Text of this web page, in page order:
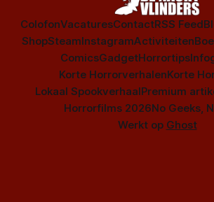
ColofonVacaturesContactRSS Feed
ShopSteamInstagramActiviteiten
ComicsGadgetHorrortips
Korte HorrorverhalenKorte
Lokaal SpookverhaalPremium
Horrorfilms 2026No Geeks,
Werkt op Ghost